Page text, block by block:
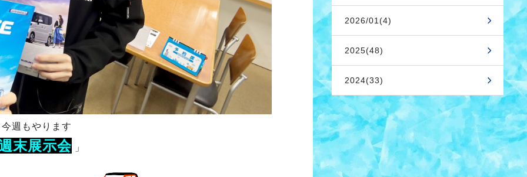
今週もやります
末展示会 」
2026/01(4)
2025(48)
2024(33)